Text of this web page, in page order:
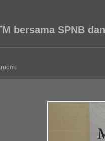
bersama SPNB